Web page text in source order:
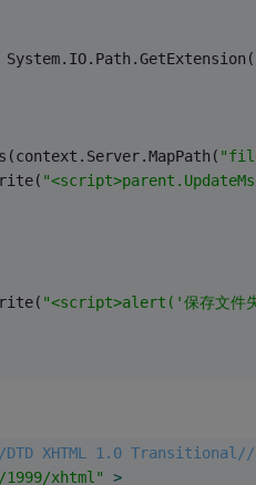
"<script>alert('保存文件
DTD XHTML 1.0
xhtml" >